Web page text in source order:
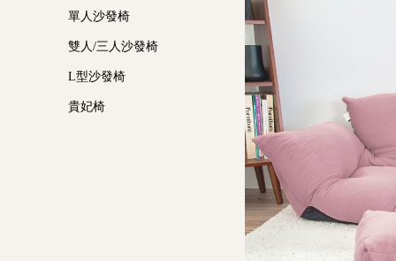
單人沙發椅
雙人/三人沙發椅
L型沙發椅
貴妃椅